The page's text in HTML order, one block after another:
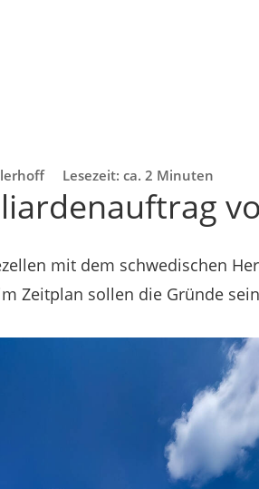
Lesezeit: ca. 2 Minuten
mit dem schwedischen
Zeitplan sollen die Gründe